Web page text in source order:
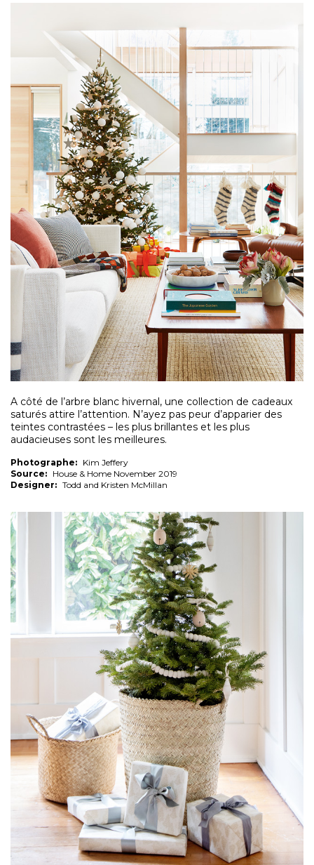
A côté de l’arbre blanc hivernal, une collection de cadeaux
saturés attire l’attention. N’ayez pas peur d’apparier des
teintes contrastées – les plus brillantes et les plus
audacieuses sont les meilleures.
Photographe: Kim Jeffery
Source: House & Home November 2019
Designer: Todd and Kristen McMillan